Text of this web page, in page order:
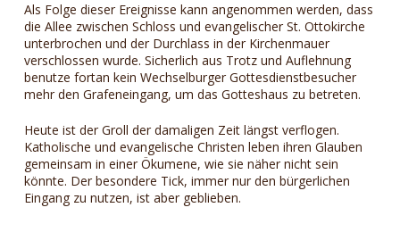
Als Folge dieser Ereignisse kann angenommen werden, dass
die Allee zwischen Schloss und evangelischer St. Ottokirche
unterbrochen und der Durchlass in der Kirchenmauer
verschlossen wurde. Sicherlich aus Trotz und Auflehnung
benutze fortan kein Wechselburger Gottesdienstbesucher
mehr den Grafeneingang, um das Gotteshaus zu betreten.
Heute ist der Groll der damaligen Zeit längst verflogen.
Katholische und evangelische Christen leben ihren Glauben
gemeinsam in einer Ökumene, wie sie näher nicht sein
könnte. Der besondere Tick, immer nur den bürgerlichen
Eingang zu nutzen, ist aber geblieben.